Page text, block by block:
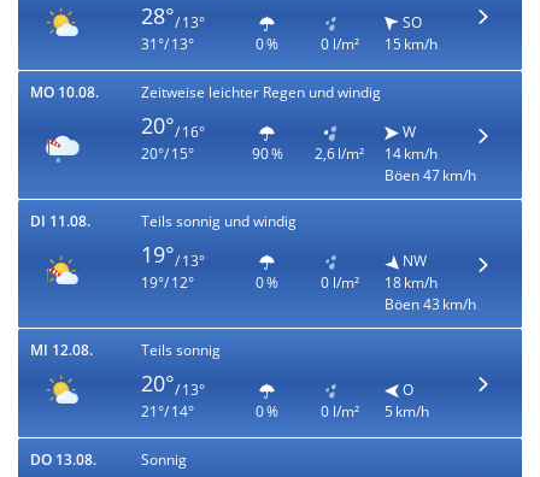
28°/ 13°
31°/ 13°
0 % 0 l/m²
SO
15 km/h
MO 10.08. Zeitweise leichter Regen und windig
20°/ 16°
20°/ 15°
90 % 2,6 l/m²
W
14 km/h
Böen 47 km/h
DI 11.08. Teils sonnig und windig
19°/ 13°
19°/ 12°
0 % 0 l/m²
NW
18 km/h
Böen 43 km/h
MI 12.08. Teils sonnig
20°/ 13°
21°/ 14°
0 % 0 l/m²
O
5 km/h
DO 13.08. Sonnig